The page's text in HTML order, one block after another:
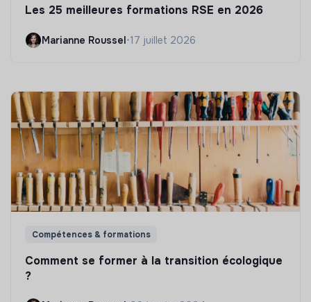
Les 25 meilleures formations RSE en 2026
Marianne Roussel•17 juillet 2026
Compétences & formations
Comment se former à la transition écologique
?